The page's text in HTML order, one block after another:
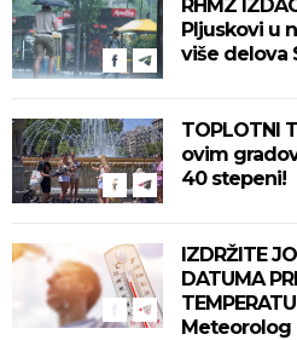
RHMZ
Pljuskovi u
više delova
TOPLOTNI
ovim
40 stepeni!
IZDRŽITE
DATUMA
Meteorolog